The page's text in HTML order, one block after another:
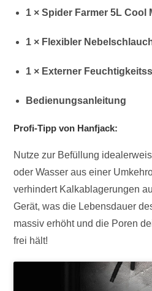
1 × Spider Farmer 5L Cool
1 × Flexibler
1 × Externer
Bedienungsanleitung
Profi-Tipp von Hanfjack:
Nutze zur Befüllung
oder Wasser aus einer
verhindert Kalkablagerungen
Gerät, was die Lebensdauer
massiv erhöht und die Poren
frei hält!